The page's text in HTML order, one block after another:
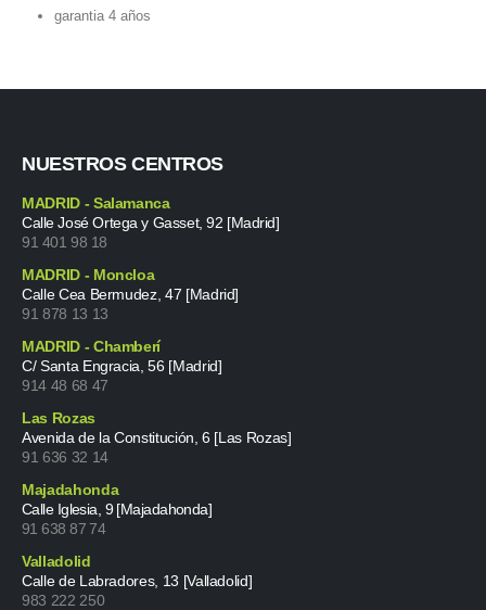
garantia 4 años
NUESTROS CENTROS
MADRID - Salamanca
Calle José Ortega y Gasset, 92 [Madrid]
91 401 98 18
MADRID - Moncloa
Calle Cea Bermudez, 47 [Madrid]
91 878 13 13
MADRID - Chamberí
C/ Santa Engracia, 56 [Madrid]
914 48 68 47
Las Rozas
Avenida de la Constitución, 6 [Las Rozas]
91 636 32 14
Majadahonda
Calle Iglesia, 9 [Majadahonda]
91 638 87 74
Valladolid
Calle de Labradores, 13 [Valladolid]
983 222 250